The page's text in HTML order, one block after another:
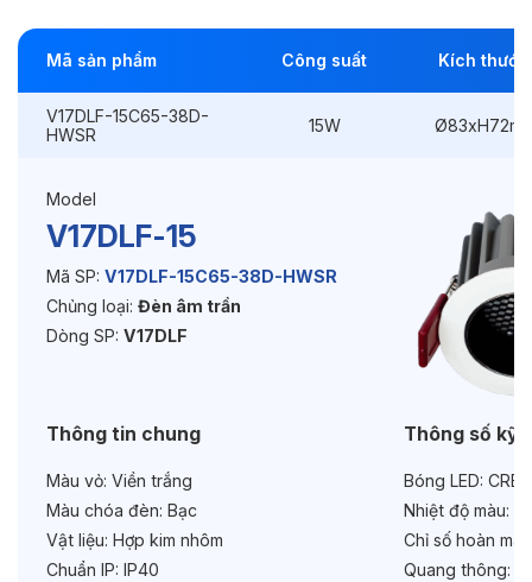
Kích thướcØ83xH72mm
Thi công:
Điện áp:
Độ bền & tùy chọn mở rộng
Tuổi thọ:>30000h
Chức năng:Dimmer Triac
Mã sản phẩm Công suất Kích thước
V17DLF-15C65-38D-
HWSR
15W
Model
V17DLF-15
Mã SP: V17DLF-15C65-38D-HWSR
Chủng loại: Đèn âm trần
Dòng SP: V17DLF
Thông tin chung
Màu vỏ: Viền trắng
Màu chóa đèn: Bạc
Vật liệu: Hợp kim nhôm
Chuẩn IP: IP40
Thông số kỹ
Bóng LED:
Nhiệt độ màu:
Chỉ số hoàn
Quang thông: